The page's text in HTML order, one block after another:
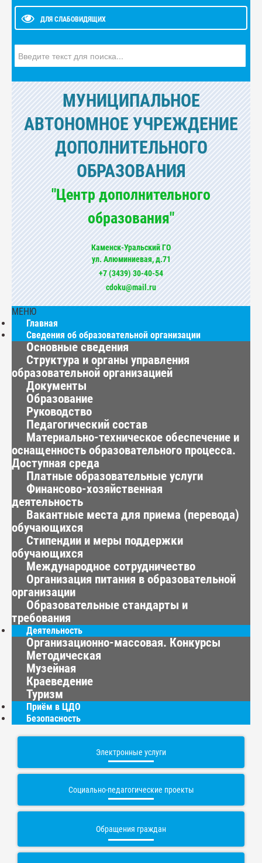
ДЛЯ СЛАБОВИДЯЩИХ
МУНИЦИПАЛЬНОЕ
АВТОНОМНОЕ УЧРЕЖДЕНИЕ
ДОПОЛНИТЕЛЬНОГО
ОБРАЗОВАНИЯ
"Центр дополнительного
образования"
Каменск-Уральский ГО
ул. Алюминиевая, д.71
+7 (3439) 30-40-54
cdoku@mail.ru
МЕНЮ
Главная
Сведения об образовательной организации
Основные сведения
Структура и органы управления
образовательной организацией
Документы
Образование
Руководство
Педагогический состав
Материально-техническое обеспечение и
оснащенность образовательного процесса.
Доступная среда
Платные образовательные услуги
Финансово-хозяйственная
деятельность
Вакантные места для приема (перевода)
обучающихся
Стипендии и меры поддержки
обучающихся
Международное сотрудничество
Организация питания в образовательной
организации
Образовательные стандарты и
требования
Деятельность
Организационно-массовая. Конкурсы
Методическая
Музейная
Краеведение
Туризм
Приём в ЦДО
Безопасность
Электронные услуги
Социально-педагогические проекты
Обращения граждан